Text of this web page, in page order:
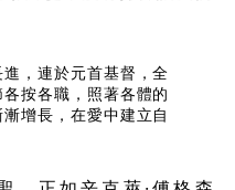
，連於元首基督，全
按各職，照著各體的
增長，在愛中建立自